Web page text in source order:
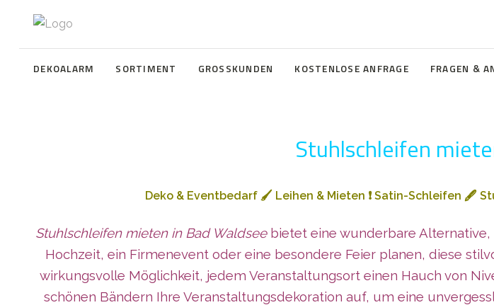
DEKOALARM SORTIMENT GROSSKUNDEN KOSTENLOSE ANFRAGE FRAGEN &
Stuhlschleifen
Deko & Eventbedarf 🖌️ Leihen & Mieten ❗Satin-Schleifen 🖋️
Stuhlschleifen mieten in Bad Waldseebietet eine wunderbare Alternative,
Hochzeit, ein Firmenevent oder eine besondere Feier planen, diese
wirkungsvolle Möglichkeit, jedem Veranstaltungsort einen Hauch von
schönen Bändern Ihre Veranstaltungsdekoration auf, um eine